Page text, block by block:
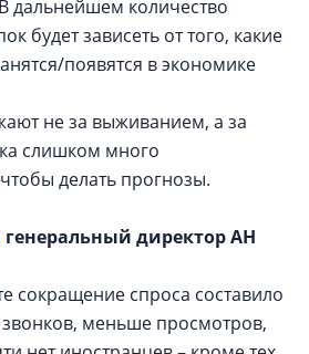
дальнейшем количество
будет зависеть от того, какие
появятся в экономике
не за выживанием, а за
слишком много
делать прогнозы.
генеральный директор АН
сокращение спроса составило
меньше просмотров,